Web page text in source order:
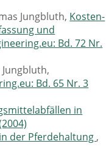
Jungbluth, Kosten-
und
Bd. 72 Nr.
Bd. 65 Nr. 3
in
der Pferdehaltung ,